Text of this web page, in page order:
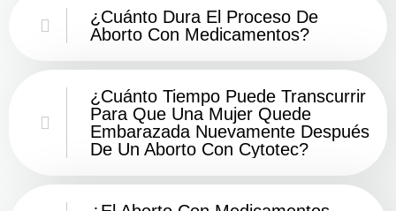
¿Cuánto Dura El Proceso De
Aborto Con Medicamentos?
¿Cuánto Tiempo Puede Transcurrir
Para Que Una Mujer Quede
Embarazada Nuevamente Después
De Un Aborto Con Cytotec?